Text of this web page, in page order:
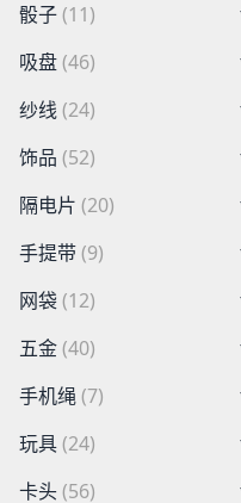
骰子(11)
吸盘(46)
纱线(24)
饰品 (52)
隔电片 (20)
手提带(9)
网袋(12)
五金(40)
手机绳(7)
玩具(24)
卡头(56)